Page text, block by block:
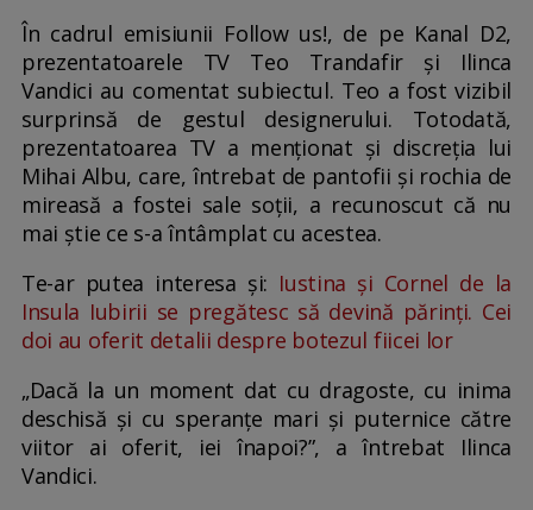
În cadrul emisiunii Follow us!, de pe Kanal D2,
prezentatoarele TV Teo Trandafir și Ilinca
Vandici au comentat subiectul. Teo a fost vizibil
surprinsă de gestul designerului. Totodată,
prezentatoarea TV a menționat și discreția lui
Mihai Albu, care, întrebat de pantofii și rochia de
mireasă a fostei sale soții, a recunoscut că nu
mai știe ce s-a întâmplat cu acestea.
Te-ar putea interesa și: Iustina și Cornel de la
Insula Iubirii se pregătesc să devină părinți. Cei
doi au oferit detalii despre botezul fiicei lor
„Dacă la un moment dat cu dragoste, cu inima
deschisă și cu speranțe mari și puternice către
viitor ai oferit, iei înapoi?”, a întrebat Ilinca
Vandici.